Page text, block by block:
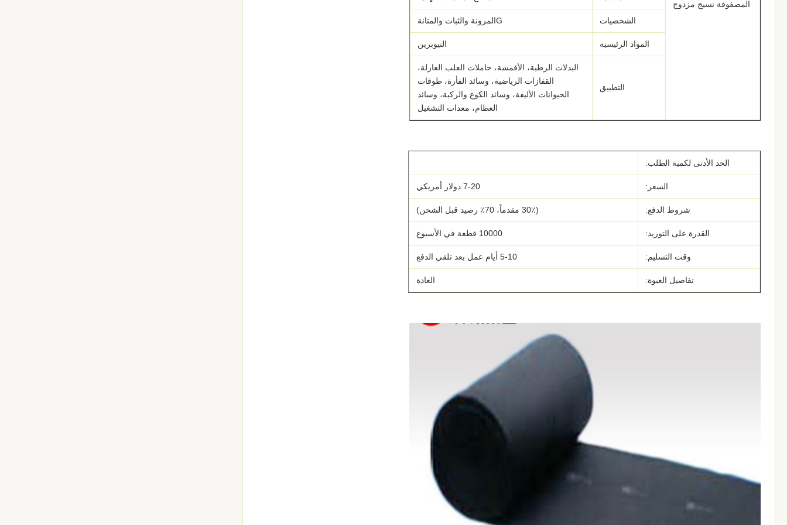
المصفوفة نسيج مزدوج
الشخصيات Gالمرونة والثبات والمتانة
المواد الرئيسية النيوبرين
التطبيق
البدلات الرطبة، الأقمشة، حاملات العلب العازلة،
القفازات الرياضية، وسائد الفأرة، طوقات
الحيوانات الأليفة، وسائد الكوع والركبة، وسائد
العظام، معدات التشغيل
الحد الأدنى لكمية الطلب:
السعر: 7-20 دولار أمريكي
شروط الدفع: (30٪ مقدماً، 70٪ رصيد قبل الشحن)
القدرة على التوريد: 10000 قطعة في الأسبوع
وقت التسليم: 5-10 أيام عمل بعد تلقي الدفع
تفاصيل العبوة: العادة